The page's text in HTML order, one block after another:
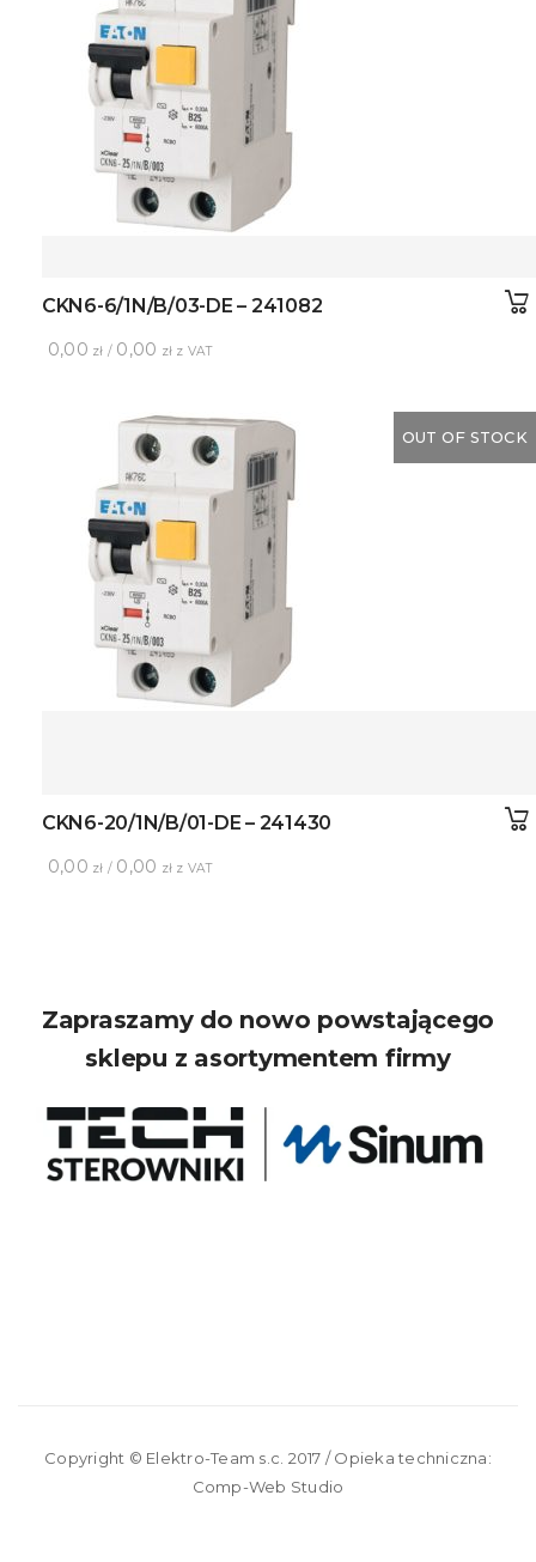
CKN6-6/1N/B/03-DE – 241082
0,00 zł / 0,00 zł z VAT
OUT OF STOCK
CKN6-20/1N/B/01-DE – 241430
0,00 zł / 0,00 zł z VAT
Zapraszamy do nowo powstającego
sklepu z asortymentem firmy
Copyright © Elektro-Team s.c. 2017 / Opieka techniczna:
Comp-Web Studio